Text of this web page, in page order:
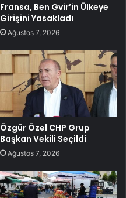
Fransa, Ben Gvir’in Ülkeye
Girişini Yasakladı
Ağustos 7, 2026
Özgür Özel CHP Grup
Başkan Vekili Seçildi
Ağustos 7, 2026